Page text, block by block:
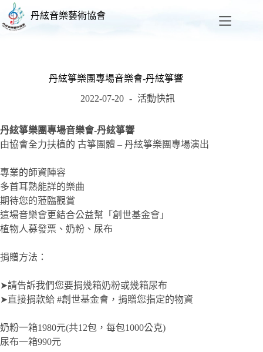
丹絃音樂藝術協會
丹絃箏樂團專場音樂會-丹絃箏響
2022-07-20
活動快訊
丹絃箏樂團專場音樂會-丹絃箏響
由協會全力扶植的 古箏團體 – 丹絃箏樂團專場演出
專業的師資陣容
多首耳熟能詳的樂曲
期待您的蒞臨觀賞
這場音樂會更結合公益幫「創世基金會」
植物人募發票、奶粉、尿布
捐贈方法：
➤請告訴我們您要捐幾箱奶粉或幾箱尿布
➤直接捐款給 #創世基金會，捐贈您指定的物資
奶粉一箱1980元(共12包，每包1000公克)
尿布一箱990元